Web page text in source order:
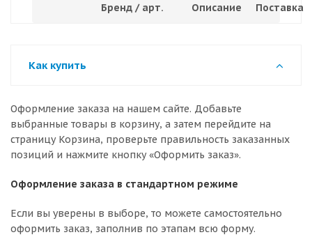
Бренд / арт. Описание Поставка
Как купить
Оформление заказа на нашем сайте. Добавьте
выбранные товары в корзину, а затем перейдите на
страницу Корзина, проверьте правильность заказанных
позиций и нажмите кнопку «Оформить заказ».
Оформление заказа в стандартном режиме
Если вы уверены в выборе, то можете самостоятельно
оформить заказ, заполнив по этапам всю форму.